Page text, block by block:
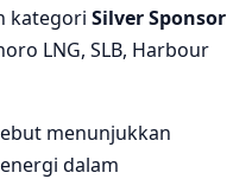
kategori Silver Sponsor
LNG, SLB, Harbour
menunjukkan
dalam